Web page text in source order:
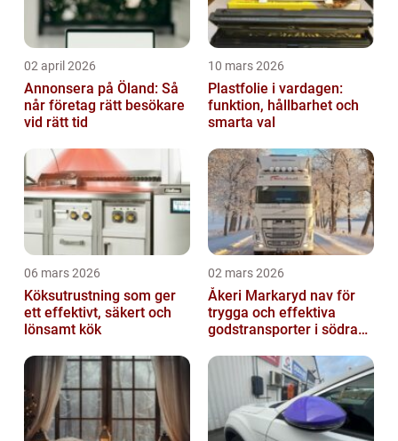
02 april 2026
Annonsera på Öland: Så
når företag rätt besökare
vid rätt tid
10 mars 2026
Plastfolie i vardagen:
funktion, hållbarhet och
smarta val
06 mars 2026
Köksutrustning som ger
ett effektivt, säkert och
lönsamt kök
02 mars 2026
Åkeri Markaryd nav för
trygga och effektiva
godstransporter i södra